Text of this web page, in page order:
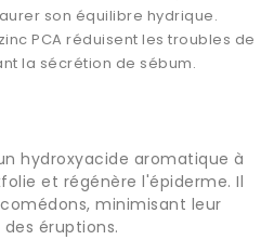
son équilibre hydrique.
PCA réduisent les troubles de
la sécrétion de sébum.
hydroxyacide aromatique à
et régénère l'épiderme. Il
minimisant leur
éruptions.